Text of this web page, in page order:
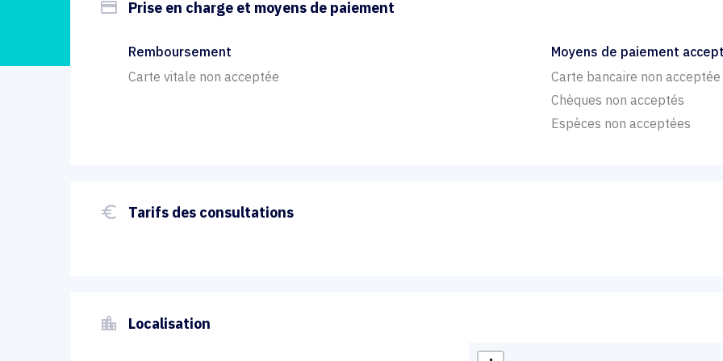
payment Prise en charge et moyens de paiement
Remboursement
Carte vitale non acceptée
Moyens de paiement
Carte bancaire non acceptée
Chèques non acceptés
Espèces non acceptées
euro_symbol Tarifs des consultations
location_city Localisation